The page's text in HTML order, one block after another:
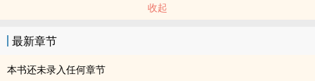
收起
最新章节
本书还未录入任何章节